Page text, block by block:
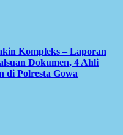
Kompleks – Laporan
Dokumen, 4 Ahli
di Polresta Gowa